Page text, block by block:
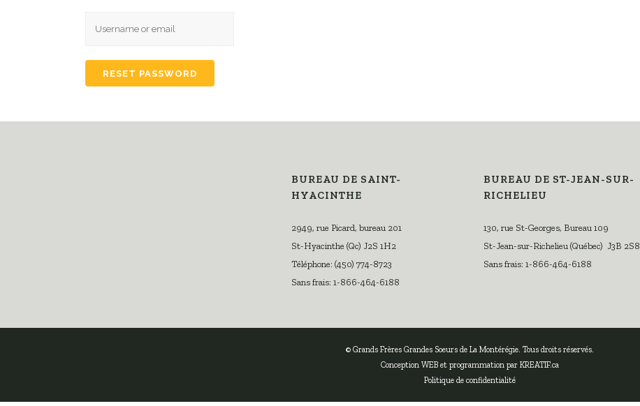
BUREAU DE SAINT-
HYACINTHE
2949, rue Picard, bureau 201
St-Hyacinthe (Qc) J2S 1H2
Téléphone: (450) 774-8723
Sans frais: 1-866-464-6188
BUREAU DE ST-JEAN-SUR-
RICHELIEU
130, rue St-Georges, Bureau 109
St-Jean-sur-Richelieu (Québec) J3B 2S8
Sans frais: 1-866-464-6188
© Grands Frères Grandes Soeurs de La Montérégie. Tous droits réservés.
Conception WEB et programmation par KREATIF.ca
Politique de confidentialité